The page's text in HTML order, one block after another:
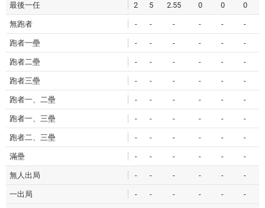
最後一任 2 5 2.55 0 0 0
無跑者 - - - - - -
跑者一壘 - - - - - -
跑者二壘 - - - - - -
跑者三壘 - - - - - -
跑者一、二壘 - - - - - -
跑者一、三壘 - - - - - -
跑者二、三壘 - - - - - -
滿壘 - - - - - -
無人出局 - - - - - -
一出局 - - - - - -